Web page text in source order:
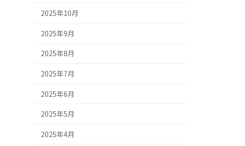
2025年10月
2025年9月
2025年8月
2025年7月
2025年6月
2025年5月
2025年4月